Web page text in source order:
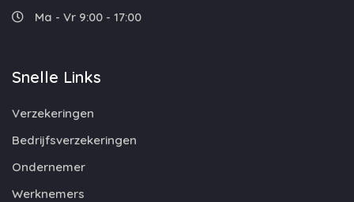
Ma - Vr 9:00 - 17:00
Snelle Links
Verzekeringen
Bedrijfsverzekeringen
Ondernemer
Werknemers